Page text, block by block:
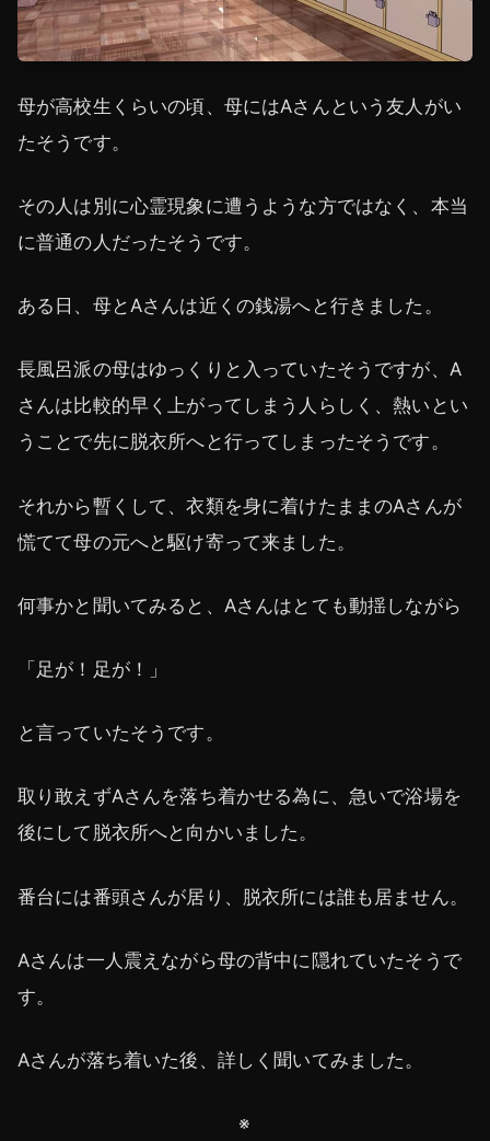
母が高校生くらいの頃、母にはAさんという友人がい
たそうです。
その人は別に心霊現象に遭うような方ではなく、本当
に普通の人だったそうです。
ある日、母とAさんは近くの銭湯へと行きました。
長風呂派の母はゆっくりと入っていたそうですが、A
さんは比較的早く上がってしまう人らしく、熱いとい
うことで先に脱衣所へと行ってしまったそうです。
それから暫くして、衣類を身に着けたままのAさんが
慌てて母の元へと駆け寄って来ました。
何事かと聞いてみると、Aさんはとても動揺しながら
「足が！足が！」
と言っていたそうです。
取り敢えずAさんを落ち着かせる為に、急いで浴場を
後にして脱衣所へと向かいました。
番台には番頭さんが居り、脱衣所には誰も居ません。
Aさんは一人震えながら母の背中に隠れていたそうで
す。
Aさんが落ち着いた後、詳しく聞いてみました。
※